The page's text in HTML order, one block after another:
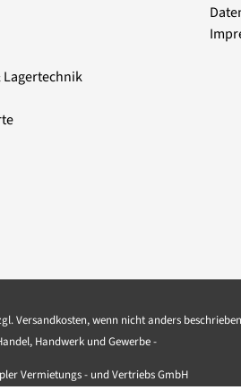
Lagertechnik
Versandkosten, wenn nicht anders beschrieben
Handwerk und Gewerbe -
Vermietungs - und Vertriebs GmbH